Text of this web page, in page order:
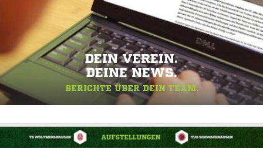
DEIN VEREIN.
DEINE NEWS.
BERICHTE ÜBER DEIN TEAM.